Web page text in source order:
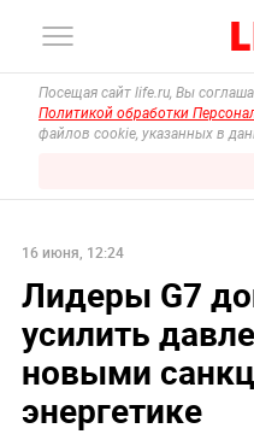
Посещая сайт life.ru, Вы
Политикой обработки
файлов cookie, указанных в
16 июня, 12:24
Лидеры G7
усилить
новыми
энергетике